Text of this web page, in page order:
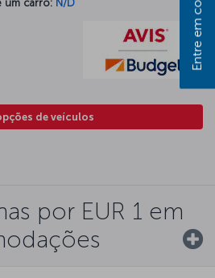
um carro: N/D
de veículos
por EUR 1 em